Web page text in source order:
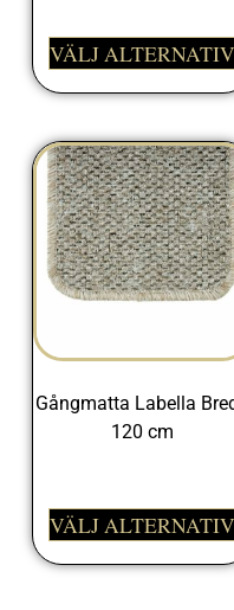
VÄLJ ALTERNATIV
Gångmatta Labella
120 cm
VÄLJ ALTERNATIV